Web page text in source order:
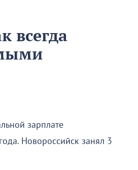
всегда
зарплате
Новороссийск занял 3